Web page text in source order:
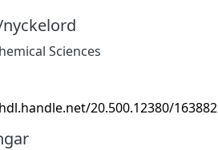
Sciences
20.500.12380/163882